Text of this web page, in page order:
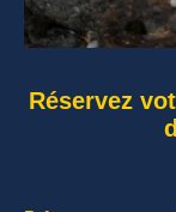
Réservez